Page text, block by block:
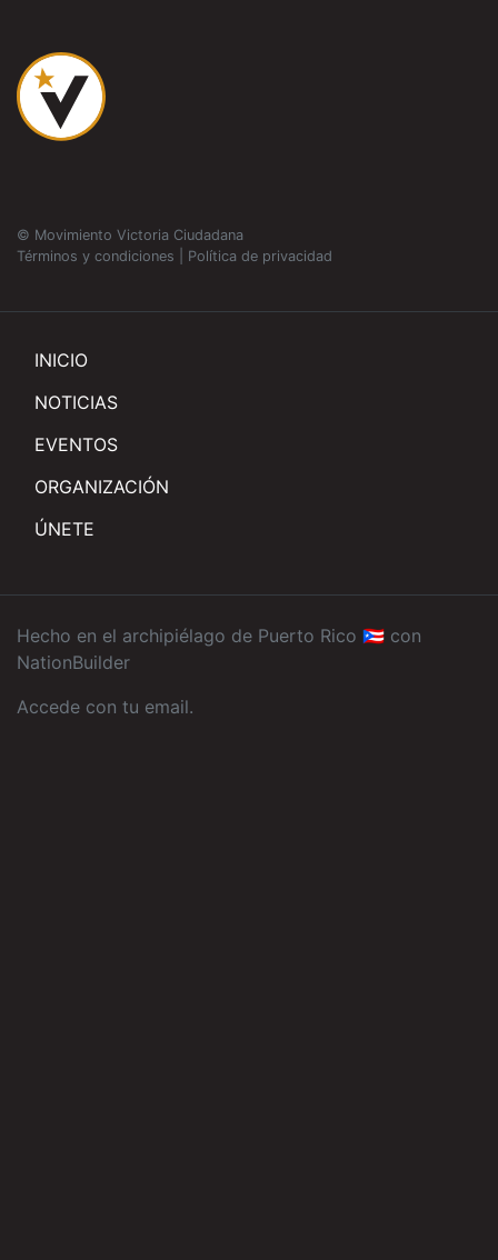
© Movimiento Victoria Ciudadana
Términos y condiciones
Política de privacidad
INICIO
NOTICIAS
EVENTOS
ORGANIZACIÓN
ÚNETE
Hecho en el archipiélago de Puerto Rico 🇵🇷 con
NationBuilder
Accede con tu email.